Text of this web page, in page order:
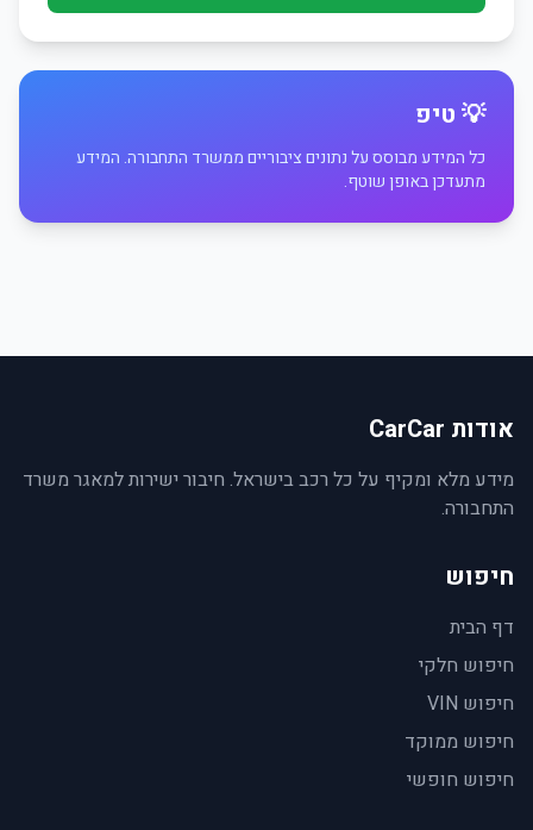
💡 טיפ
כל המידע מבוסס על נתונים ציבוריים ממשרד התחבורה. המידע
מתעדכן באופן שוטף.
אודות CarCar
מידע מלא ומקיף על כל רכב בישראל. חיבור ישירות למאגר משרד
התחבורה.
חיפוש
דף הבית
חיפוש חלקי
חיפוש VIN
חיפוש ממוקד
חיפוש חופשי